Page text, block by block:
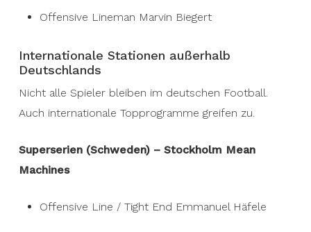
Offensive Lineman Marvin Biegert
Internationale Stationen außerhalb
Deutschlands
Nicht alle Spieler bleiben im deutschen Football.
Auch internationale Topprogramme greifen zu.
Superserien (Schweden) – Stockholm Mean
Machines
Offensive Line / Tight End Emmanuel Häfele